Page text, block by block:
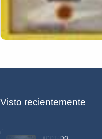
Visto recientemente